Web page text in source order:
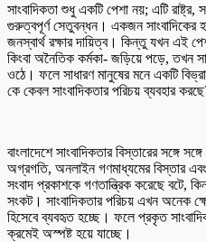
সাংবাদিকতা শুধু একটি পেশা নয়; এটি
গুরুত্বপূর্ণ সেতুবন্ধন। একজন সাংবাদিকের
জনস্বার্থ রক্ষার দায়িত্ব। কিন্তু যখন এই
কিংবা অনৈতিক কর্মকা- জড়িয়ে পড়ে, তখন
ওঠে। ফলে সাধারণ মানুষের মনে একটি
কে কেবল সাংবাদিকতার পরিচয় ব্যবহার
বাংলাদেশে সাংবাদিকতার বিস্তারের সঙ্গে
অগ্রগতি, অনলাইন গণমাধ্যমের বিস্তার
সংবাদ প্রকাশকে গণতান্ত্রিক করেছে বটে,
সংকট। সাংবাদিকতার পরিচয় এখন অনেক
হিসেবে ব্যবহৃত হচ্ছে। ফলে প্রকৃত সাংবাদিক
ক্রমেই অস্পষ্ট হয়ে যাচ্ছে।